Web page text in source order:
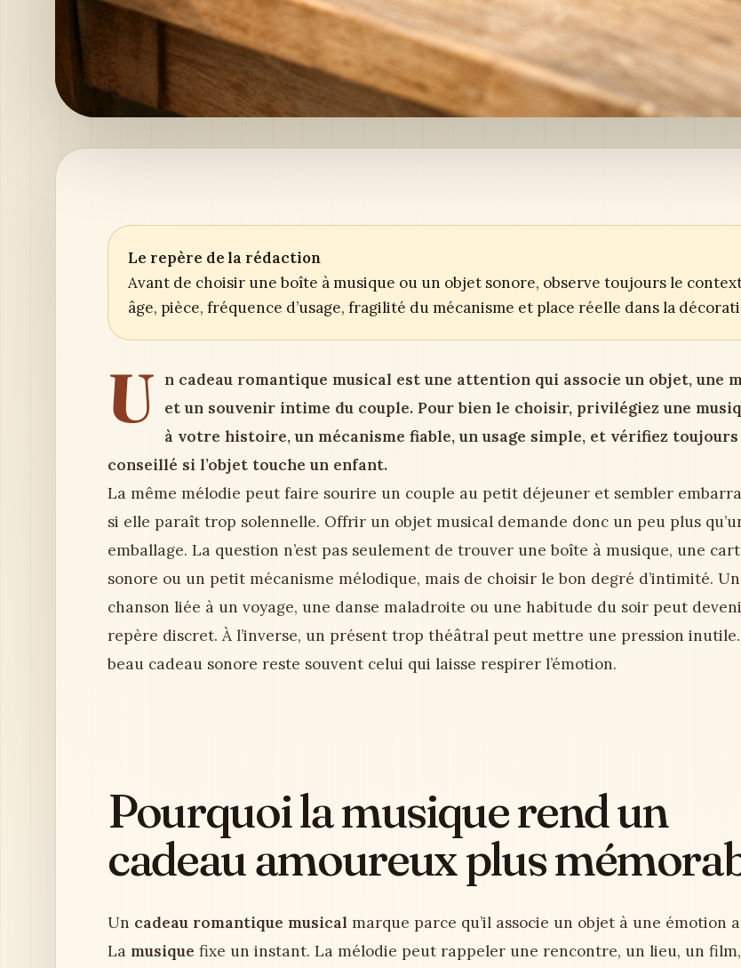
Le repère de la rédaction
Avant de choisir une boîte à musique ou un objet sonore, observe toujours le
âge, pièce, fréquence d’usage, fragilité du mécanisme et place réelle dans la
U n cadeau romantique musical est une attention qui associe un objet, une
et un souvenir intime du couple. Pour bien le choisir, privilégiez une
à votre histoire, un mécanisme fiable, un usage simple, et vérifiez toujours
conseillé si l’objet touche un enfant.
La même mélodie peut faire sourire un couple au petit déjeuner et sembler
si elle paraît trop solennelle. Offrir un objet musical demande donc un peu plus
emballage. La question n’est pas seulement de trouver une boîte à musique, une
sonore ou un petit mécanisme mélodique, mais de choisir le bon degré d’intimité.
chanson liée à un voyage, une danse maladroite ou une habitude du soir peut
repère discret. À l’inverse, un présent trop théâtral peut mettre une pression
beau cadeau sonore reste souvent celui qui laisse respirer l’émotion.
Pourquoi la musique rend un
cadeau amoureux plus
Un cadeau romantique musical marque parce qu’il associe un objet à une émotion
La musique fixe un instant. La mélodie peut rappeler une rencontre, un lieu, un